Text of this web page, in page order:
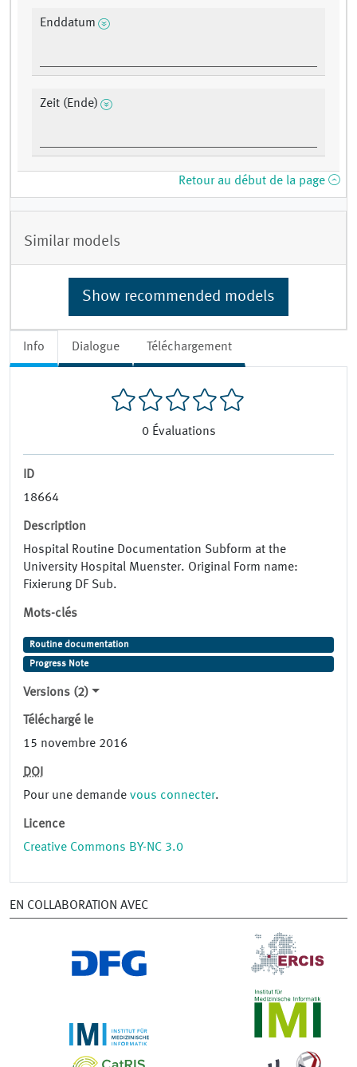
Info Dialogue Téléchargement
0 Évaluations
ID
18664
Description
Hospital Routine Documentation Subform at the
University Hospital Muenster. Original Form name:
Fixierung DF Sub.
Mots-clés
Routine documentation
Progress Note
Versions (2)
Téléchargé le
15 novembre 2016
DOI
Pour une demande vous connecter.
Licence
Creative Commons BY-NC 3.0
Enddatum
Zeit (Ende)
Retour au début de la page
Similar models
Show recommended models
EN COLLABORATION AVEC